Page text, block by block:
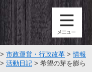
> 市政運営・行政改革 >情報
> 活動日記 > 希望の芽を膨ら